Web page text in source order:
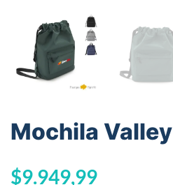
Mochila Valley
$9.949,99